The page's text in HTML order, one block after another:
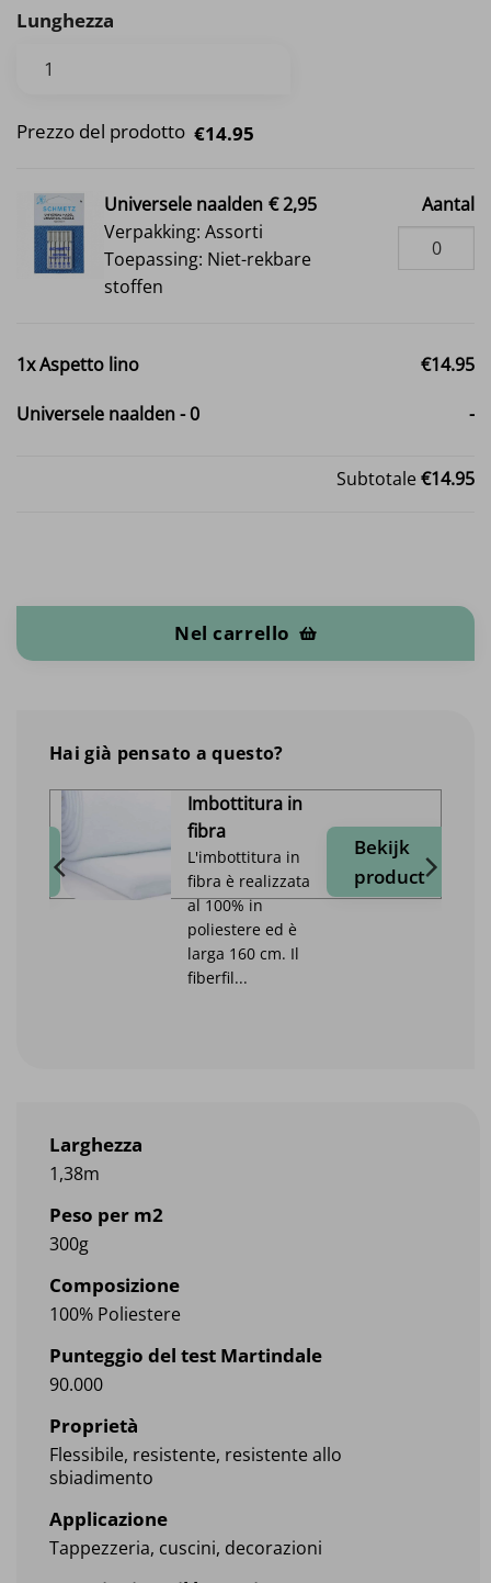
Lunghezza
Prezzo del prodotto €14.95
Universele naalden € 2,95
Verpakking: Assorti
Toepassing: Niet-rekbare
stoffen
Aantal
1xAspetto lino €14.95
Universele naalden-0 -
Subtotale€14.95
Nel carrello
Larghezza
1,38m
Peso per m2
300g
Composizione
100% Poliestere
Punteggio del test Martindale
90.000
Proprietà
Flessibile, resistente, resistente allo
sbiadimento
Applicazione
Tappezzeria, cuscini, decorazioni
Hai già pensato a questo?
Imbottitura in
fibra
L'imbottitura in
fibra è realizzata
al 100% in
poliestere ed è
larga 160 cm. Il
fiberfil...
Bekijk
product